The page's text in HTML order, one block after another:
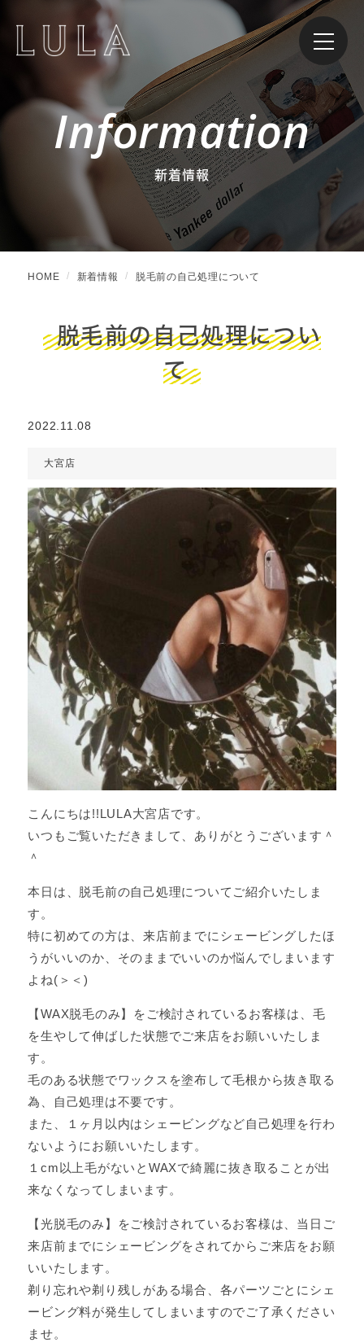
Information
新着情報
HOME 新着情報 脱毛前の自己処理について
脱毛前の自己処理につい
て
2022.11.08
大宮店
こんにちは!!LULA大宮店です。
いつもご覧いただきまして、ありがとうございます＾
＾
本日は、脱毛前の自己処理についてご紹介いたしま
す。
特に初めての方は、来店前までにシェービングしたほ
うがいいのか、そのままでいいのか悩んでしまいます
よね(＞＜)
【WAX脱毛のみ】をご検討されているお客様は、毛
を生やして伸ばした状態でご来店をお願いいたしま
す。
毛のある状態でワックスを塗布して毛根から抜き取る
為、自己処理は不要です。
また、１ヶ月以内はシェービングなど自己処理を行わ
ないようにお願いいたします。
１cm以上毛がないとWAXで綺麗に抜き取ることが出
来なくなってしまいます。
【光脱毛のみ】をご検討されているお客様は、当日ご
来店前までにシェービングをされてからご来店をお願
いいたします。
剃り忘れや剃り残しがある場合、各パーツごとにシェ
ービング料が発生してしまいますのでご了承ください
ませ。